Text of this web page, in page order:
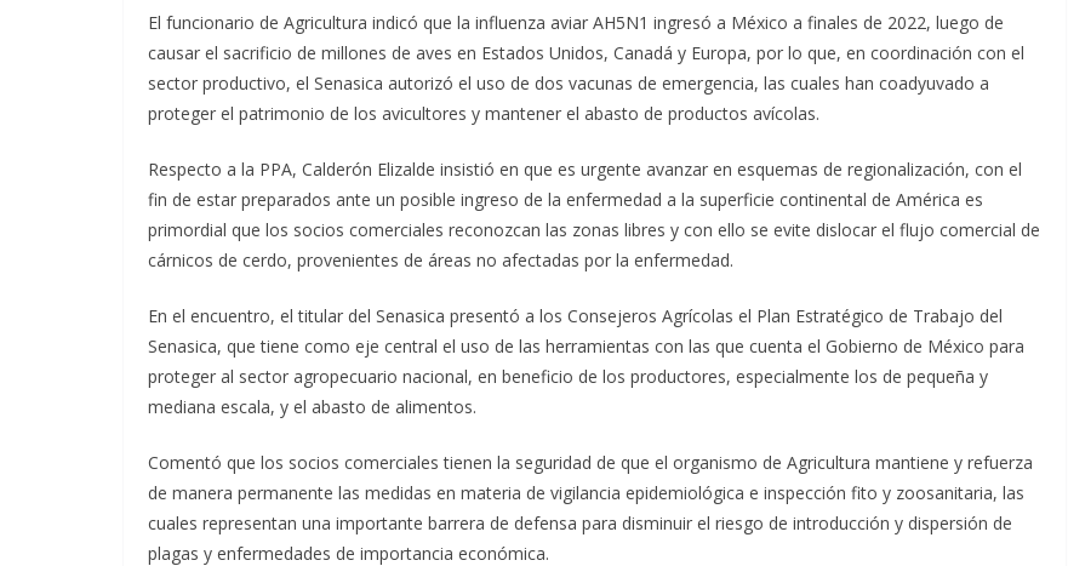
El funcionario de Agricultura indicó que la influenza aviar AH5N1 ingresó a México a finales de 2022, luego de
causar el sacrificio de millones de aves en Estados Unidos, Canadá y Europa, por lo que, en coordinación con el
sector productivo, el Senasica autorizó el uso de dos vacunas de emergencia, las cuales han coadyuvado a
proteger el patrimonio de los avicultores y mantener el abasto de productos avícolas.
Respecto a la PPA, Calderón Elizalde insistió en que es urgente avanzar en esquemas de regionalización, con el
fin de estar preparados ante un posible ingreso de la enfermedad a la superficie continental de América es
primordial que los socios comerciales reconozcan las zonas libres y con ello se evite dislocar el flujo comercial de
cárnicos de cerdo, provenientes de áreas no afectadas por la enfermedad.
En el encuentro, el titular del Senasica presentó a los Consejeros Agrícolas el Plan Estratégico de Trabajo del
Senasica, que tiene como eje central el uso de las herramientas con las que cuenta el Gobierno de México para
proteger al sector agropecuario nacional, en beneficio de los productores, especialmente los de pequeña y
mediana escala, y el abasto de alimentos.
Comentó que los socios comerciales tienen la seguridad de que el organismo de Agricultura mantiene y refuerza
de manera permanente las medidas en materia de vigilancia epidemiológica e inspección fito y zoosanitaria, las
cuales representan una importante barrera de defensa para disminuir el riesgo de introducción y dispersión de
plagas y enfermedades de importancia económica.